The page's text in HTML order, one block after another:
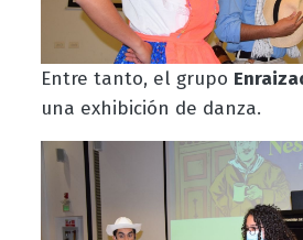
Entre tanto, el grupo
una exhibición de danza.